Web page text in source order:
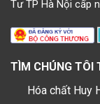
Tư TP Hà Nội cấp
TÌM CHÚNG TÔI
Hóa chất Huy